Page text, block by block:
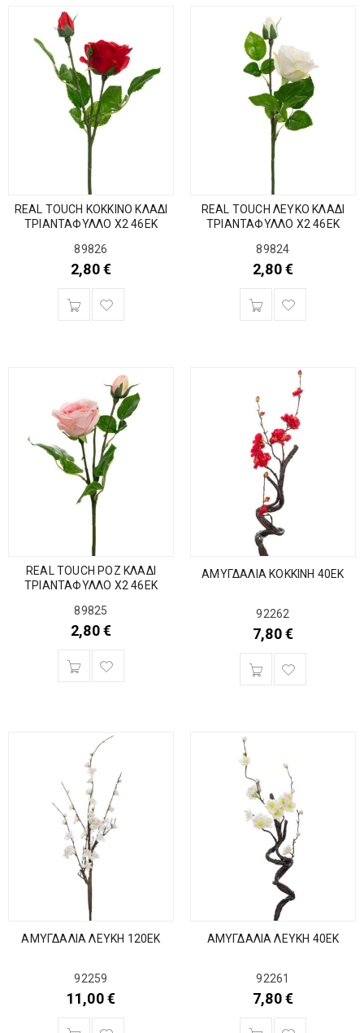
REAL TOUCH ΚΟΚΚΙΝΟ ΚΛΑΔΙ
ΤΡΙΑΝΤΑΦΥΛΛΟ Χ2 46ΕΚ
89826
2,80€
REAL TOUCH ΛΕΥΚΟ ΚΛΑΔΙ
ΤΡΙΑΝΤΑΦΥΛΛΟ Χ2 46ΕΚ
89824
2,80€
REAL TOUCH ΡΟΖ ΚΛΑΔΙ
ΤΡΙΑΝΤΑΦΥΛΛΟ Χ2 46ΕΚ
89825
2,80€
ΑΜΥΓΔΑΛΙΑ ΚΟΚΚΙΝΗ 40ΕΚ
92262
7,80€
ΑΜΥΓΔΑΛΙΑ ΛΕΥΚΗ 120ΕΚ
92259
11,00€
ΑΜΥΓΔΑΛΙΑ ΛΕΥΚΗ 40ΕΚ
92261
7,80€